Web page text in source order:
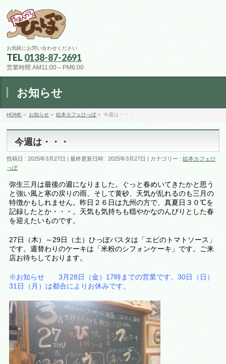
お気軽にお問い合わせください
TEL 0138-87-2691
営業時間 AM11:00～PM6:00
お知らせ
HOME » お知らせ » 絵本カフェひっぽ» 今週は・・・
今週は・・・
投稿日 : 2025年3月27日 最終更新日時 : 2025年3月27日 カテゴリー :絵本カフェひ
っぽ
弥生三月は最後の週になりました。ぐっと春めいてきたかと思う
と強い風と寒の戻りの雨、そして黄砂、天気が乱れるのも三月の
特徴かもしれません。昨日２６日は九州の方で、真夏日３０℃を
記録したとか・・・。天気も気持ちも穏やかなのんびりとした春
を迎えたいものです。
27日（木）～29日（土）ひっぽパスタは「エビのトマトソース」
です。週替わりのケーキは 「米粉のシフォンケーキ 」です。ご来
店お待ちしております。
※お知らせ 3月28日（金）17時までの営業です。30日（日）
31日（月）は都合によりお休みです。